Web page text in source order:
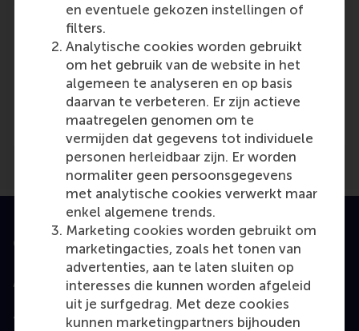
en eventuele gekozen instellingen of
filters.
Analytische cookies worden gebruikt
om het gebruik van de website in het
algemeen te analyseren en op basis
daarvan te verbeteren. Er zijn actieve
maatregelen genomen om te
vermijden dat gegevens tot individuele
personen herleidbaar zijn. Er worden
normaliter geen persoonsgegevens
met analytische cookies verwerkt maar
enkel algemene trends.
Marketing cookies worden gebruikt om
marketingacties, zoals het tonen van
advertenties, aan te laten sluiten op
interesses die kunnen worden afgeleid
uit je surfgedrag. Met deze cookies
kunnen marketingpartners bijhouden
Media Outlets
BNR Radio(Radio)
Geaccrediteerd door
Top gerangschikt